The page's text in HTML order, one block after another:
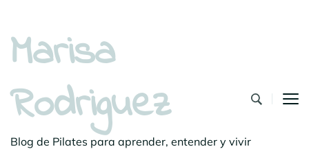
Marisa
Rodriguez
Blog de Pilates para aprender, entender y vivir